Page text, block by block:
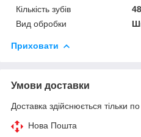
Кількість зубів
48
Вид обробки
Приховати
Умови доставки
Доставка здійснюється тільки
Нова Пошта